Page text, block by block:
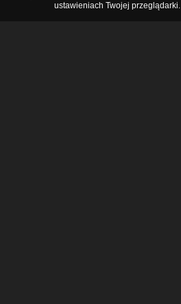
ustawieniach Twojej przeglądarki.